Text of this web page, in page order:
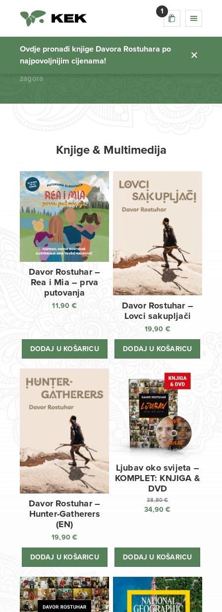
1
Ovdje pronađi knjige Davora Rostuhara po
najpovoljnijim cijenama!
zagora
Početna stranica
zagora
Knjige & Multimedija
Davor Rostuhar –
Rea i Mia – prva
putovanja
11,90 €
DODAJ U KOŠARICU
Davor Rostuhar –
Lovci sakupljači
19,90 €
DODAJ U KOŠARICU
Davor Rostuhar –
Hunter-Gatherers
(EN)
19,90€
DODAJ U KOŠARICU
Ljubav oko svijeta –
KOMPLET: KNJIGA &
DVD
38,80€
Izvorna
38,80 €.
34,90€
34,90 €.
DODAJ U KOŠARICU